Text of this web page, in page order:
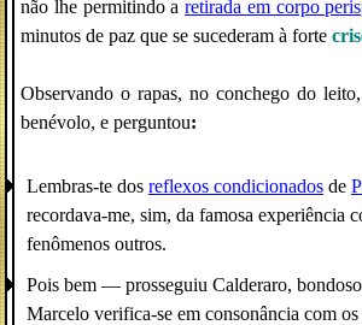
não lhe permitindo aretirada em corpo
minutos de paz que se sucederam à forte
Observando o rapas, no conchego do
benévolo, e perguntou:
Lembras-te dos reflexos condicionados de
recordava-me, sim, da famosa experiência
fenômenos outros.
Pois bem — prosseguiu Calderaro,
Marcelo verifica-se em consonância com